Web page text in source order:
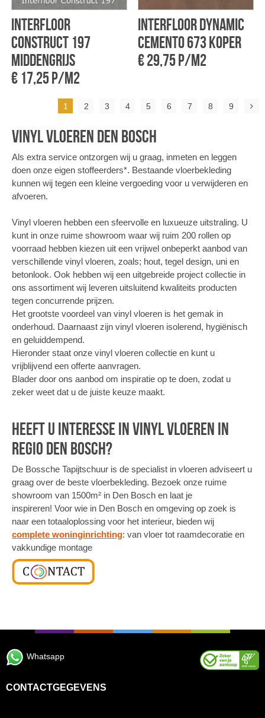
Interfloor
Construct 197
Middengrijs
€ 17,25 p/m2
Interfloor Dynamic
cemento 673 Koper
€ 29,75 p/m2
1 2 3 4 5 6 7 8 9
Vinyl vloeren Den Bosch
Als extra service ontzorgen wij u graag, inmeten en leggen
doen onze eigen stoffeerders*. Bestaande vloerbekleding
kunnen wij tegen een kleine vergoeding voor u verwijderen en
afvoeren.
Vinyl vloeren hebben een sfeervolle en luxueuze uitstraling. U
kunt in onze ruime showroom waar wij ruim 200 rollen op
voorraad hebben kiezen uit een vrijwel onbeperkt aanbod van
verschillende vinyl vloeren, zoals; hout, tegel design, uni en
betonlook. Ook hebben wij een uitgebreide project collectie in
ons assortiment wij leveren uitsluitend kwaliteits producten
tegen concurrende prijzen.
Het grootste voordeel van vinyl vloeren is het gemak in
onderhoud. Daarnaast zijn vinyl vloeren isolerend, hygiënisch
en geluiddempend.
Hieronder staat onze vinyl vloeren collectie en kunt u
vrijblijvend een offerte aanvragen.
Blader door ons aanbod om inspiratie op te doen, zodat u
zeker weet dat u de juiste keuze maakt.
Heeft u interesse in vinyl vloeren in
regio Den Bosch?
De Bossche Tapijtschuur is de specialist in vloeren adviseert u
graag over de beste vloerbekleding. Bezoek onze ruime
showroom van 1500m² in Den Bosch en laat je
inspireren! Voor wie in Den Bosch en omgeving op zoek is
naar een totaaloplossing voor het interieur, bieden wij
complete woninginrichting: van vloer tot raamdecoratie en
vakkundige montage
Whatsapp
CONTACTGEGEVENS